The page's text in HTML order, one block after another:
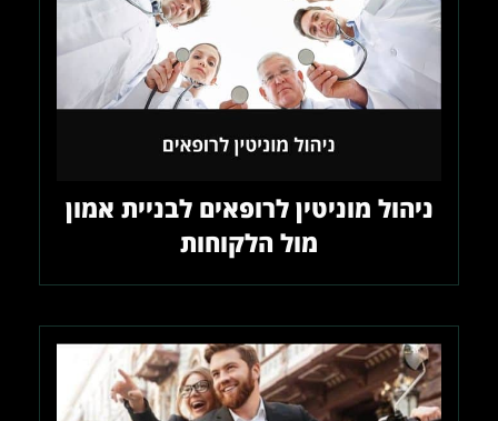
ניהול מוניטין לרופאים לבניית אמון
מול הלקוחות